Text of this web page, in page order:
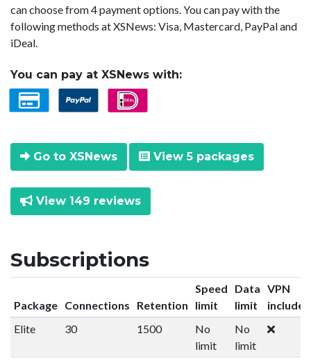
can choose from 4 payment options. You can pay with the
following methods at XSNews: Visa, Mastercard, PayPal and
iDeal.
You can pay at XSNews with:
Go to XSNews View 5 packages
View 149 reviews
Subscriptions
Package Connections Retention
Speed
limit
Data
limit
VPN
included
Elite
30 1500
No
limit
No
limit